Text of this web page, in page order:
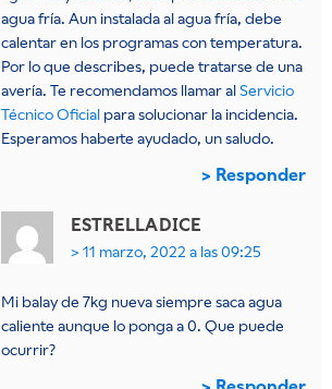
agua fría. Aun instalada al agua fría, debe
calentar en los programas con temperatura.
Por lo que describes, puede tratarse de una
avería. Te recomendamos llamar alServicio
Técnico Oficialpara solucionar la incidencia.
Esperamos haberte ayudado, un saludo.
Responder
ESTRELLADICE
11 marzo, 2022 a las 09:25
Mi balay de 7kg nueva siempre saca agua
caliente aunque lo ponga a 0. Que puede
ocurrir?